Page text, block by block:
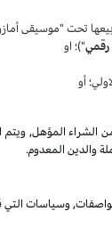
بيعها تحت "موسيقى
")؛ او
المؤهل, ويتم
والدين المعدوم.
مواصفات, وسياسات